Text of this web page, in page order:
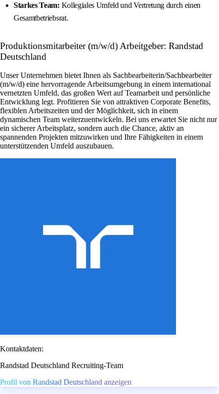
Starkes Team: Kollegiales Umfeld und Vertretung durch einen
Gesamtbetriebsrat.
Produktionsmitarbeiter (m/w/d) Arbeitgeber: Randstad
Deutschland
Unser Unternehmen bietet Ihnen als Sachbearbeiterin/Sachbearbeiter
(m/w/d) eine hervorragende Arbeitsumgebung in einem international
vernetzten Umfeld, das großen Wert auf Teamarbeit und persönliche
Entwicklung legt. Profitieren Sie von attraktiven Corporate Benefits,
flexiblen Arbeitszeiten und der Möglichkeit, sich in einem
dynamischen Team weiterzuentwickeln. Bei uns erwartet Sie nicht nur
ein sicherer Arbeitsplatz, sondern auch die Chance, aktiv an
spannenden Projekten mitzuwirken und Ihre Fähigkeiten in einem
unterstützenden Umfeld auszubauen.
Kontaktdaten:
Randstad Deutschland Recruiting-Team
Profil von Randstad Deutschland anzeigen